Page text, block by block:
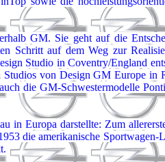
GM. Sie geht auf die
Schritt auf dem Weg zur
Studio in Coventry/England
von Design GM Europe in
die GM-Schwestermodelle
in Europa darstellte: Zum
die amerikanische Sportwagen-